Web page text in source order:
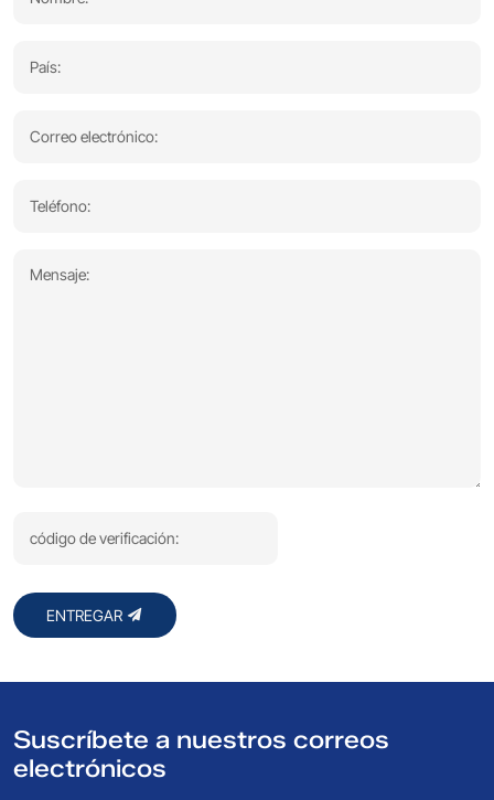
ENTREGAR
Suscríbete a nuestros correos
electrónicos